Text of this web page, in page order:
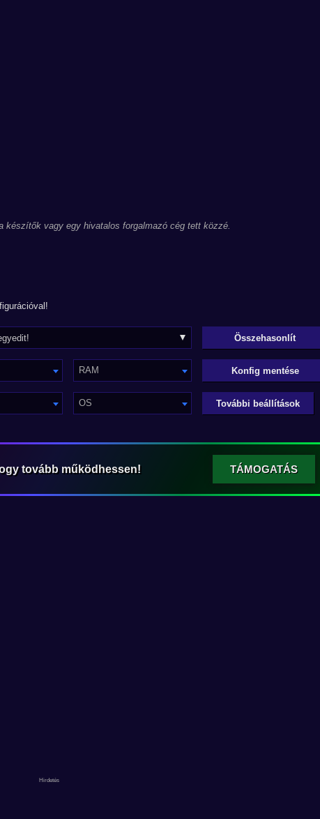
készítők vagy egy hivatalos forgalmazó cég tett közzé.
RAM
OS
Konfig mentése
További beállítások
tovább működhessen! TÁMOGATÁS